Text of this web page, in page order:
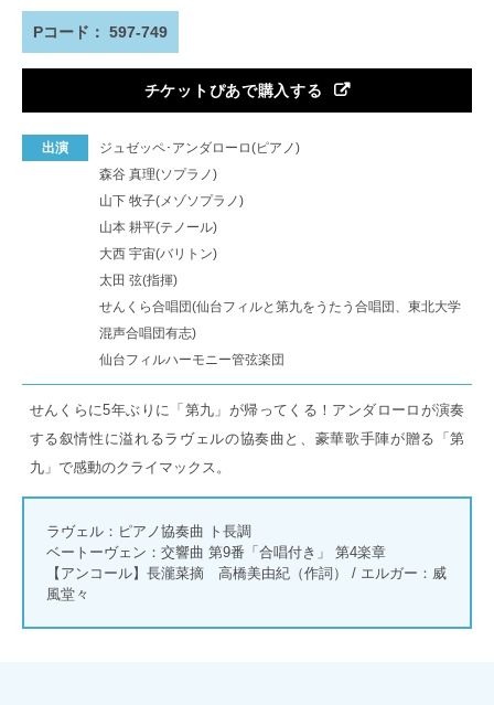
Pコード： 597-749
チケットぴあで購入する
出演
ジュゼッペ･アンダローロ(ピアノ)
森谷 真理(ソプラノ)
山下 牧子(メゾソプラノ)
山本 耕平(テノール)
大西 宇宙(バリトン)
太田 弦(指揮)
せんくら合唱団(仙台フィルと第九をうたう合唱団、東北大学
混声合唱団有志)
仙台フィルハーモニー管弦楽団
せんくらに5年ぶりに「第九」が帰ってくる！アンダローロが演奏
する叙情性に溢れるラヴェルの協奏曲と、豪華歌手陣が贈る「第
九」で感動のクライマックス。
ラヴェル：ピアノ協奏曲 ト長調
ベートーヴェン：交響曲 第9番「合唱付き」 第4楽章
【アンコール】長瀧菜摘 高橋美由紀（作詞） / エルガー：威
風堂々